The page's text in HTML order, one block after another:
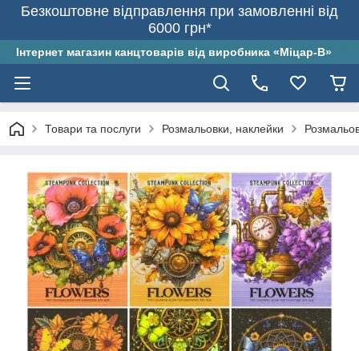
Безкоштовне відправлення при замовленні від
6000 грн*
Інтернет магазин канцтоварів від виробника «Міцар-В»
Товари та послуги Розмальовки, наклейки